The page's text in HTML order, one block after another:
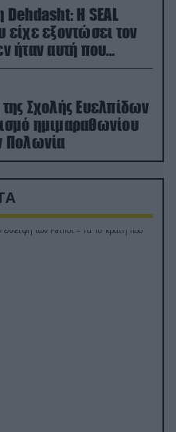
Dehdasht: Η SEAL
είχε εξοντώσει τον
ήταν αυτή που
πιλότο του F-15
Σχολής Ευελπίδων
ημιμαραθωνίου
Πολωνία